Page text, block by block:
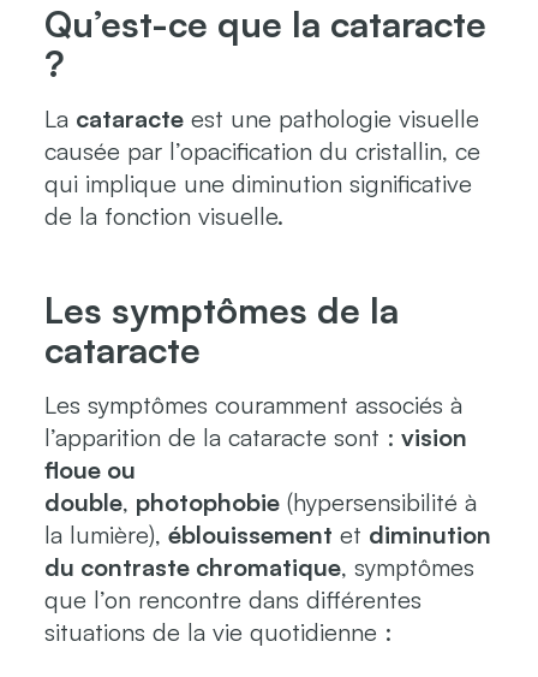
Qu’est-ce que la cataracte
?
La cataracteest une pathologie visuelle
causée par l’opacification du cristallin, ce
qui implique une diminution significative
de la fonction visuelle.
Les symptômes de la
cataracte
Les symptômes couramment associés à
l’apparition de la cataracte sont : vision
floue ou
double, photophobie(hypersensibilité à
la lumière), éblouissement et diminution
du contraste chromatique, symptômes
que l’on rencontre dans différentes
situations de la vie quotidienne :